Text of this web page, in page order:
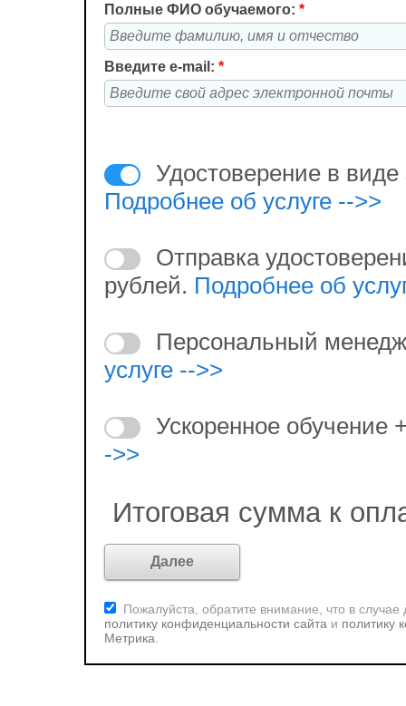
Полные ФИО обучаемого: *
Введите e-mail: *
Удостоверение в виде
Подробнее об услуге -->>
Отправка
рублей. Подробнее об
Персональный
услуге -->>
Ускоренное обучение
->>
Итоговая сумма к
Пожалуйста, обратите внимание, что в
политику конфиденциальности сайта и политику
Метрика